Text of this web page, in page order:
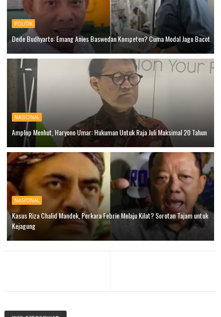
POLITIK
Dede Budhyarto: Emang Anies Baswedan Kompeten? Cuma Modal Jago Bacot
NASIONAL
Amplop Menhut, Haryono Umar: Hukuman Untuk Raja Juli Maksimal 20 Tahun
NASIONAL
Kasus Riza Chalid Mandek, Perkara Febrie Melaju Kilat? Sorotan Tajam untuk
Kejagung